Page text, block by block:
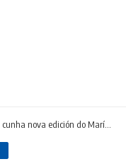
edición do Marín Atlantic Open